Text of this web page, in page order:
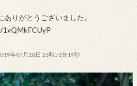
りがとうございました。
年07月28日 23時51分19秒